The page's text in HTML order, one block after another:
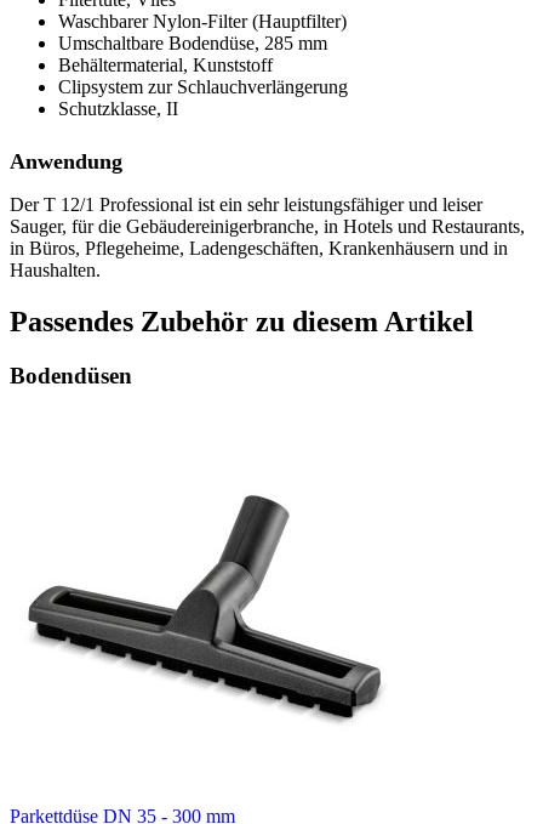
Waschbarer Nylon-Filter (Hauptfilter)
Umschaltbare Bodendüse, 285 mm
Behältermaterial, Kunststoff
Clipsystem zur Schlauchverlängerung
Schutzklasse, II
Anwendung
Der T 12/1 Professional ist ein sehr leistungsfähiger und leiser
Sauger, für die Gebäudereinigerbranche, in Hotels und Restaurants,
in Büros, Pflegeheime, Ladengeschäften, Krankenhäusern und in
Haushalten.
Passendes Zubehör zu diesem Artikel
Bodendüsen
Parkettdüse DN 35 - 300 mm